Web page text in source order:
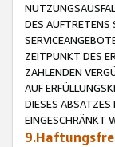
DES AUFTRETENS
ZEITPUNKT DES
ZAHLENDEN
AUF
DIESES
EINGESCHRÄNKT